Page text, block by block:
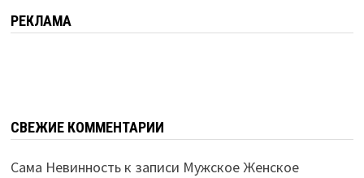
РЕКЛАМА
СВЕЖИЕ КОММЕНТАРИИ
Сама Невинностьк записи Мужское Женское